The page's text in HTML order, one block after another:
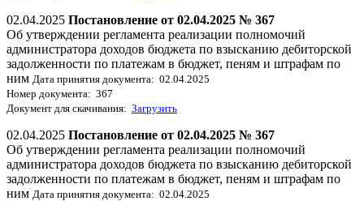
02.04.2025 Постановление от 02.04.2025 № 367
Об утверждении регламента реализации полномочий
администратора доходов бюджета по взысканию дебиторской
задолженности по платежам в бюджет, пеням и штрафам по
ним Дата принятия документа: 02.04.2025
Номер документа: 367
Документ для скачивания: Загрузить
02.04.2025 Постановление от 02.04.2025 № 367
Об утверждении регламента реализации полномочий
администратора доходов бюджета по взысканию дебиторской
задолженности по платежам в бюджет, пеням и штрафам по
ним Дата принятия документа: 02.04.2025